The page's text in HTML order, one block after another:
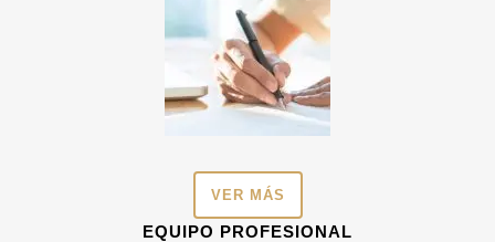
VER MÁS
EQUIPO PROFESIONAL